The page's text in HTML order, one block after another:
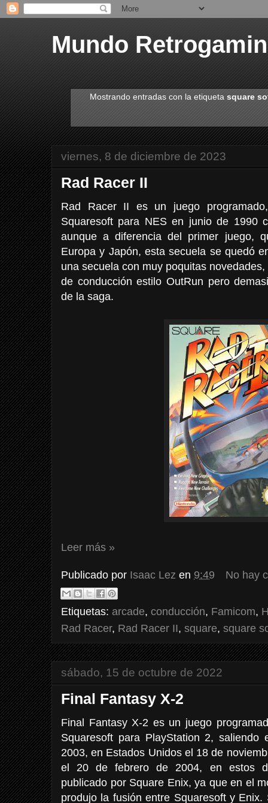
Mundo
Mostrando entradas con la etiqueta square
viernes, 8 de diciembre de 2023
Rad Racer II
Rad Racer II es un juego
Squaresoft para NES en junio de 1990
aunque a diferencia del primer juego,
Europa y Japón, esta secuela se quedó
una secuela con muy poquitas
de conducción estilo OutRun pero
de la saga.
Leer más »
Publicado por Isaac Lez en 9:49 No hay
Etiquetas: arcade, conducción, Famicom,
Rad Racer, Rad Racer II, square, square
sábado, 15 de octubre de 2022
Final Fantasy X-2
Final Fantasy X-2 es un juego
Squaresoft para PlayStation 2,
2003, en Estados Unidos el 18 de
el 20 de febrero de 2004, en estos
publicado por Square Enix, ya que en el
produjo la fusión entre Squaresoft y